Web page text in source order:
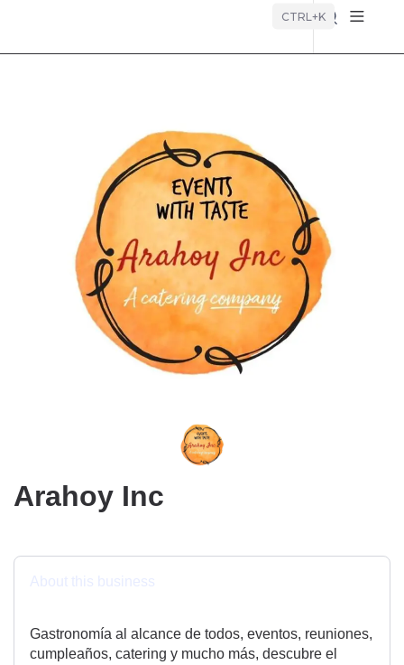
CTRL+K
Arahoy Inc
About this business
Gastronomía al alcance de todos, eventos, reuniones,
cumpleaños, catering y mucho más, descubre el